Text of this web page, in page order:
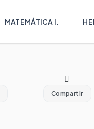
MATEMÁTICA I.
Compartir